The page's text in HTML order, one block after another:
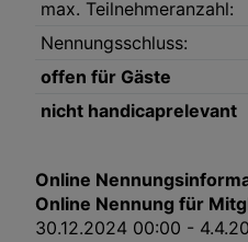
max. Teilnehmeranzahl:
Nennungsschluss:
offen für Gäste
nicht handicaprelevant
Online
Online Nennung für
30.12.2024 00:00 -
Wir und unsere Partner
Verwendung genauer Standortdaten.
aktiv abfragen. Speichern von oder
Endgerät. Personalisierte Werbung
und der Performance von Inhalten,
und Verbesserung von Angeboten.